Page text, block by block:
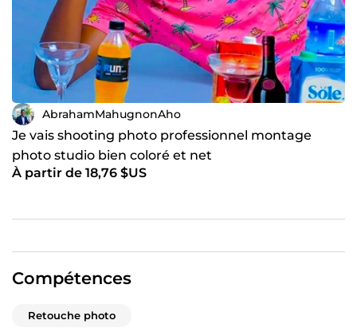
AbrahamMahugnonAho
Je vais shooting photo professionnel montage
photo studio bien coloré et net
À partir de 18,76 $US
Compétences
Retouche photo